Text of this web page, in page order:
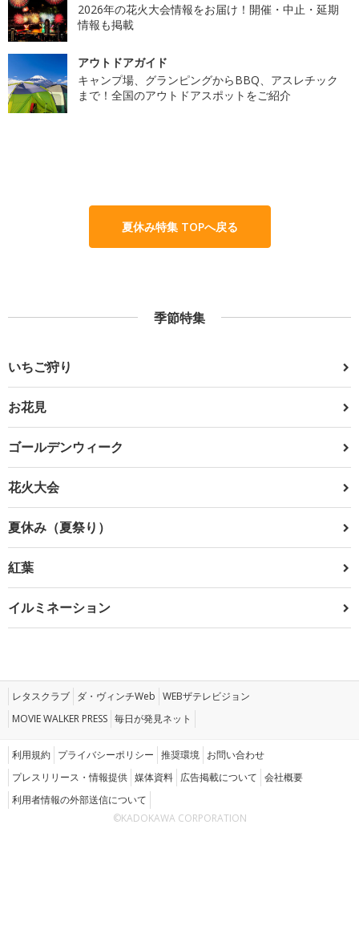
2026年の花火大会情報をお届け！開催・中止・延期
情報も掲載
アウトドアガイド
キャンプ場、グランピングからBBQ、アスレチック
まで！全国のアウトドアスポットをご紹介
夏休み特集 TOPへ戻る
季節特集
いちご狩り
お花見
ゴールデンウィーク
花火大会
夏休み（夏祭り）
紅葉
イルミネーション
レタスクラブ ダ・ヴィンチWeb WEBザテレビジョン
MOVIE WALKER PRESS 毎日が発見ネット
利用規約 プライバシーポリシー 推奨環境 お問い合わせ
プレスリリース・情報提供 媒体資料 広告掲載について 会社概要
利用者情報の外部送信について
©KADOKAWA CORPORATION